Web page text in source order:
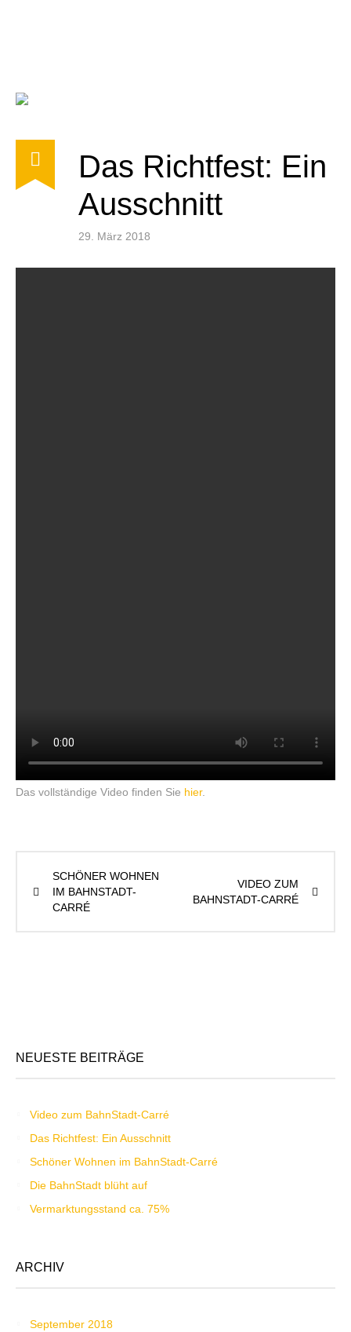
Das Richtfest: Ein
Ausschnitt
29. März 2018
Das vollständige Video finden Sie hier.
SCHÖNER WOHNEN
IM BAHNSTADT-
CARRÉ
VIDEO ZUM
BAHNSTADT-CARRÉ
NEUESTE BEITRÄGE
Video zum BahnStadt-Carré
Das Richtfest: Ein Ausschnitt
Schöner Wohnen im BahnStadt-Carré
Die BahnStadt blüht auf
Vermarktungsstand ca. 75%
ARCHIV
September 2018